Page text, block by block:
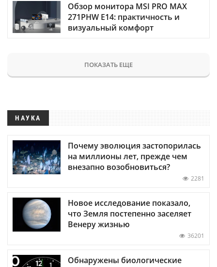
Обзор монитора MSI PRO MAX
271PHW E14: практичность и
визуальный комфорт
ПОКАЗАТЬ ЕЩЕ
НАУКА
Почему эволюция застопорилась
на миллионы лет, прежде чем
внезапно возобновиться?
2281
Новое исследование показало,
что Земля постепенно заселяет
Венеру жизнью
36201
Обнаружены биологические